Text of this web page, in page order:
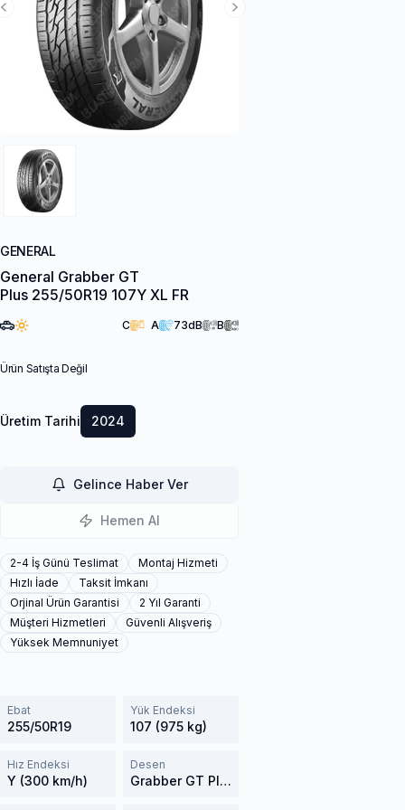
Next Slide
Previous Slide
GENERAL
General Grabber GT
Plus 255/50R19 107Y XL FR
C A 73dB B
Ürün Satışta Değil
Üretim Tarihi 2024
Gelince Haber Ver
Hemen Al
2-4 İş Günü Teslimat
Montaj Hizmeti
Hızlı İade
Taksit İmkanı
Orjinal Ürün Garantisi
2 Yıl Garanti
Müşteri Hizmetleri
Güvenli Alışveriş
Yüksek Memnuniyet
Ebat
255/50R19
Yük Endeksi
107 (975 kg)
Hız Endeksi
Y (300 km/h)
Desen
Grabber GT Plus